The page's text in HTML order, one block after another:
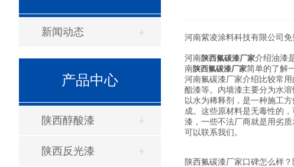
新闻动态
产品中心
陕西醇酸漆
陕西反光漆
河南紫凌涂料科技有限公司
河南陕西氟碳漆厂家介绍油漆
南陕西氟碳漆厂家简单的了解
河南氟碳漆厂家介绍比较常
酯漆等。内墙漆主要分为水
以水为稀释剂，是一种施工
成。这些原材料是无毒性的
漆，一些不法厂商就是用劣
可以联系我们。
陕西氟碳漆厂家口碑怎么样